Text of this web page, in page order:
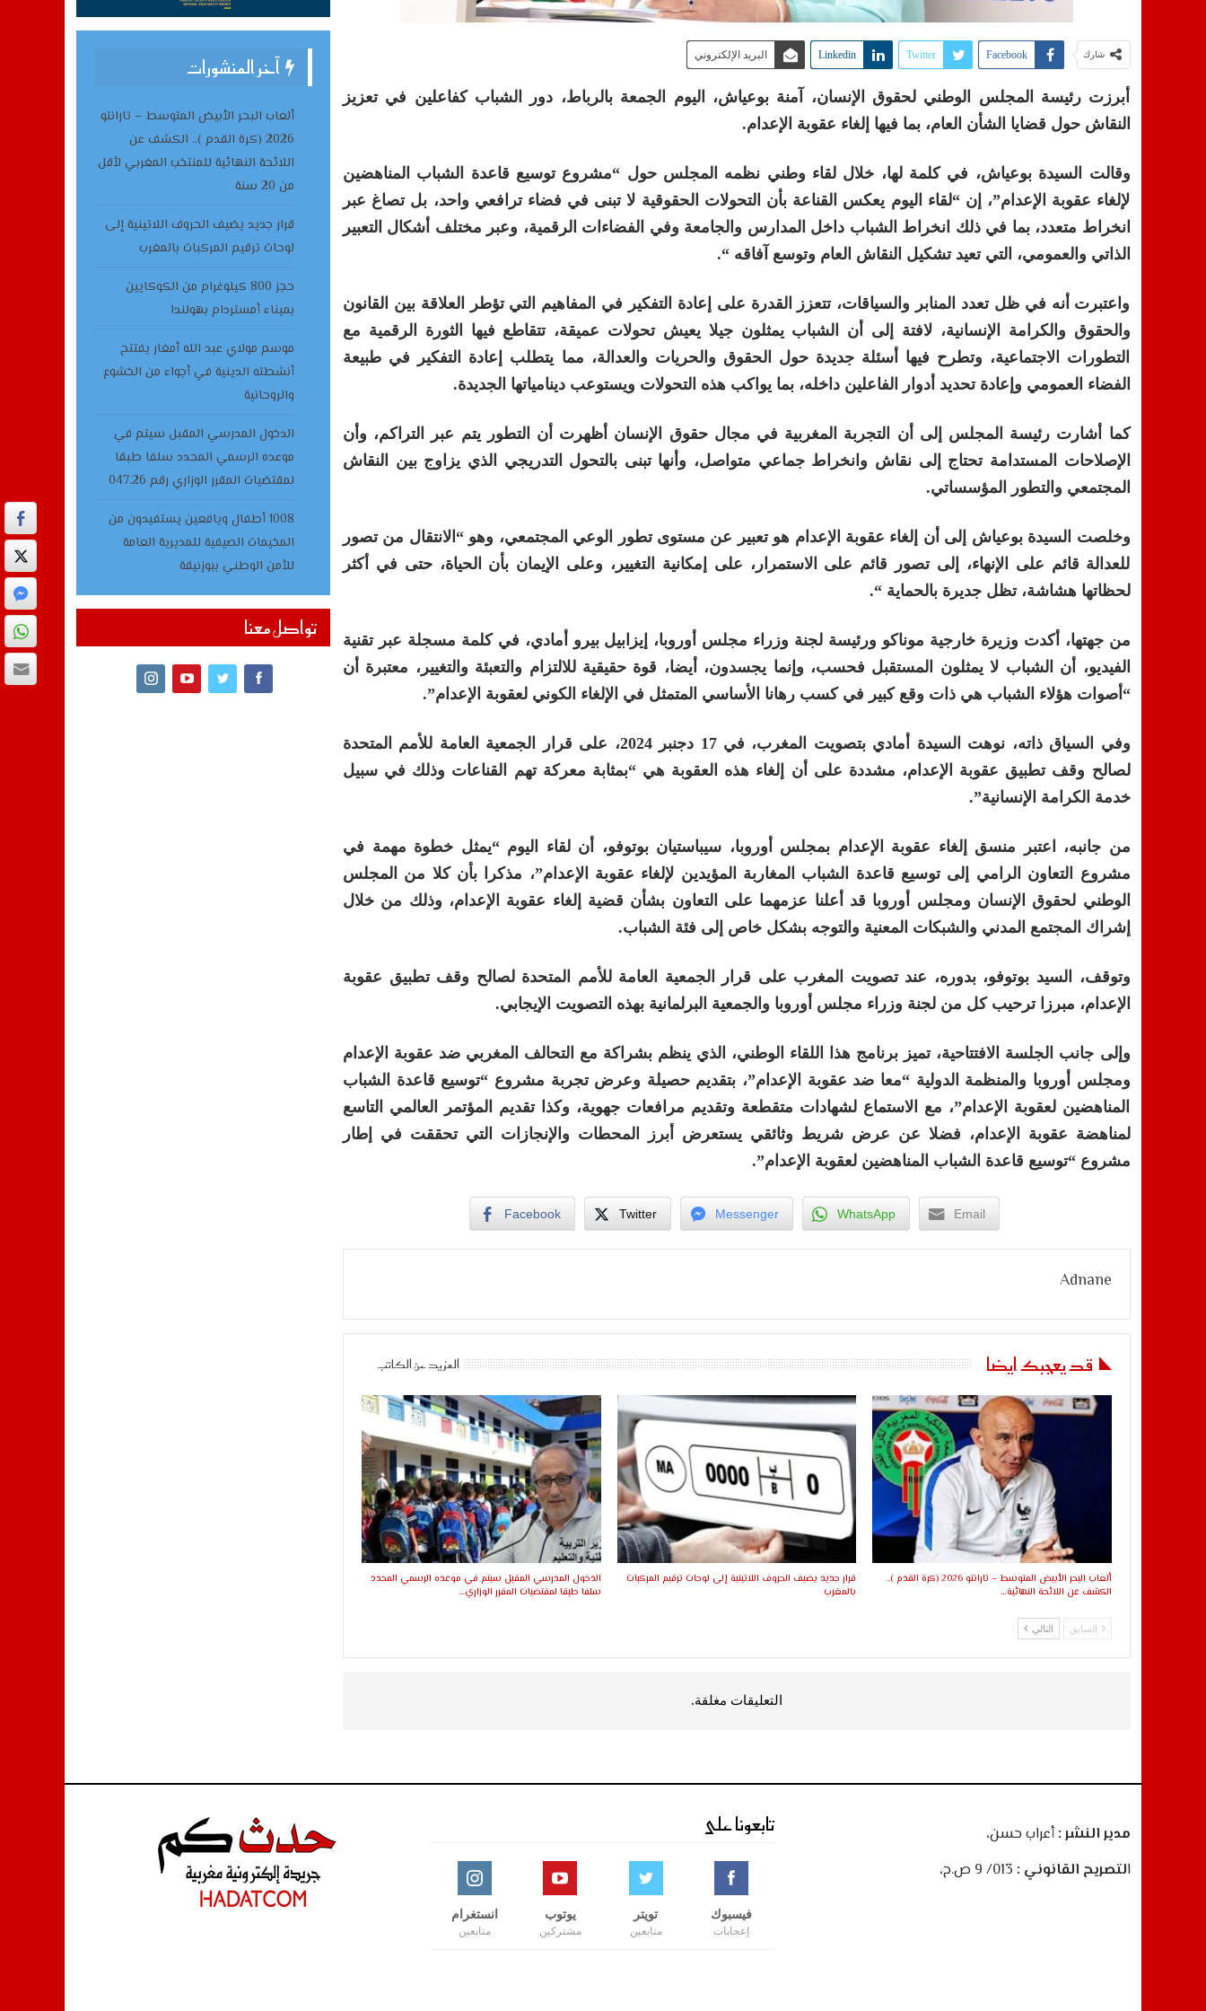
شارك Facebook
Twitter
Linkedin البريد الإلكتروني
أبرزت رئيسة المجلس الوطني لحقوق الإنسان، آمنة بوعياش، اليوم الجمعة بالرباط، دور الشباب كفاعلين في تعزيز
النقاش حول قضايا الشأن العام، بما فيها إلغاء عقوبة الإعدام.
وقالت السيدة بوعياش، في كلمة لها، خلال لقاء وطني نظمه المجلس حول “مشروع توسيع قاعدة الشباب المناهضين
لإلغاء عقوبة الإعدام”، إن “لقاء اليوم يعكس القناعة بأن التحولات الحقوقية لا تبنى في فضاء ترافعي واحد، بل تصاغ عبر
انخراط متعدد، بما في ذلك انخراط الشباب داخل المدارس والجامعة وفي الفضاءات الرقمية، وعبر مختلف أشكال التعبير
الذاتي والعمومي، التي تعيد تشكيل النقاش العام وتوسع آفاقه “.
واعتبرت أنه في ظل تعدد المنابر والسياقات، تتعزز القدرة على إعادة التفكير في المفاهيم التي تؤطر العلاقة بين القانون
والحقوق والكرامة الإنسانية، لافتة إلى أن الشباب يمثلون جيلا يعيش تحولات عميقة، تتقاطع فيها الثورة الرقمية مع
التطورات الاجتماعية، وتطرح فيها أسئلة جديدة حول الحقوق والحريات والعدالة، مما يتطلب إعادة التفكير في طبيعة
الفضاء العمومي وإعادة تحديد أدوار الفاعلين داخله، بما يواكب هذه التحولات ويستوعب دينامياتها الجديدة.
كما أشارت رئيسة المجلس إلى أن التجربة المغربية في مجال حقوق الإنسان أظهرت أن التطور يتم عبر التراكم، وأن
الإصلاحات المستدامة تحتاج إلى نقاش وانخراط جماعي متواصل، وأنها تبنى بالتحول التدريجي الذي يزاوج بين النقاش
المجتمعي والتطور المؤسساتي.
وخلصت السيدة بوعياش إلى أن إلغاء عقوبة الإعدام هو تعبير عن مستوى تطور الوعي المجتمعي، وهو “الانتقال من تصور
للعدالة قائم على الإنهاء، إلى تصور قائم على الاستمرار، على إمكانية التغيير، وعلى الإيمان بأن الحياة، حتى في أكثر
لحظاتها هشاشة، تظل جديرة بالحماية “.
من جهتها، أكدت وزيرة خارجية موناكو ورئيسة لجنة وزراء مجلس أوروبا، إيزابيل بيرو أمادي، في كلمة مسجلة عبر تقنية
الفيديو، أن الشباب لا يمثلون المستقبل فحسب، وإنما يجسدون، أيضا، قوة حقيقية للالتزام والتعبئة والتغيير، معتبرة أن
“أصوات هؤلاء الشباب هي ذات وقع كبير في كسب رهانا الأساسي المتمثل في الإلغاء الكوني لعقوبة الإعدام”.
وفي السياق ذاته، نوهت السيدة أمادي بتصويت المغرب، في 17 دجنبر 2024، على قرار الجمعية العامة للأمم المتحدة
لصالح وقف تطبيق عقوبة الإعدام، مشددة على أن إلغاء هذه العقوبة هي “بمثابة معركة تهم القناعات وذلك في سبيل
خدمة الكرامة الإنسانية”.
من جانبه، اعتبر منسق إلغاء عقوبة الإعدام بمجلس أوروبا، سيباستيان بوتوفو، أن لقاء اليوم “يمثل خطوة مهمة في
مشروع التعاون الرامي إلى توسيع قاعدة الشباب المغاربة المؤيدين لإلغاء عقوبة الإعدام”، مذكرا بأن كلا من المجلس
الوطني لحقوق الإنسان ومجلس أوروبا قد أعلنا عزمهما على التعاون بشأن قضية إلغاء عقوبة الإعدام، وذلك من خلال
إشراك المجتمع المدني والشبكات المعنية والتوجه بشكل خاص إلى فئة الشباب.
وتوقف، السيد بوتوفو، بدوره، عند تصويت المغرب على قرار الجمعية العامة للأمم المتحدة لصالح وقف تطبيق عقوبة
الإعدام، مبرزا ترحيب كل من لجنة وزراء مجلس أوروبا والجمعية البرلمانية بهذه التصويت الإيجابي.
وإلى جانب الجلسة الافتتاحية، تميز برنامج هذا اللقاء الوطني، الذي ينظم بشراكة مع التحالف المغربي ضد عقوبة الإعدام
ومجلس أوروبا والمنظمة الدولية “معا ضد عقوبة الإعدام”، بتقديم حصيلة وعرض تجربة مشروع “توسيع قاعدة الشباب
المناهضين لعقوبة الإعدام”، مع الاستماع لشهادات متقطعة وتقديم مرافعات جهوية، وكذا تقديم المؤتمر العالمي التاسع
لمناهضة عقوبة الإعدام، فضلا عن عرض شريط وثائقي يستعرض أبرز المحطات والإنجازات التي تحققت في إطار
مشروع “توسيع قاعدة الشباب المناهضين لعقوبة الإعدام”.
Facebook Twitter Messenger WhatsApp Email
Adnane
قد يعجبك ايضا المزيد عن الكاتب
ألعاب البحر الأبيض المتوسط – تارانتو 2026 (كرة القدم )..
الكشف عن اللائحة النهائية…
قرار جديد يضيف الحروف اللاتينية إلى لوحات ترقيم المركبات
بالمغرب
الدخول المدرسي المقبل سیتم في موعده الرسمي المحدد
سلفا طبقا لمقتضیات المقرر الوزاري…
السابق التالي
التعليقات مغلقة.
آخر المنشورات
ألعاب البحر الأبيض المتوسط – تارانتو
2026 (كرة القدم ).. الكشف عن
اللائحة النهائية للمنتخب المغربي لأقل
من 20 سنة
قرار جديد يضيف الحروف اللاتينية إلى
لوحات ترقيم المركبات بالمغرب
حجز 800 كيلوغرام من الكوكايين
بميناء أمستردام بهولندا
موسم مولاي عبد الله أمغار يفتتح
أنشطته الدينية في أجواء من الخشوع
والروحانية
الدخول المدرسي المقبل سیتم في
موعده الرسمي المحدد سلفا طبقا
لمقتضیات المقرر الوزاري رقم 047.26
1008 أطفال ويافعين يستفيدون من
المخيمات الصيفية للمديرية العامة
للأمن الوطني ببوزنيقة
تواصل معنا
مدير النشر :أعراب حسن،
التصريح القانوني :
تابعونا على
فيسبوك
إعجابات
تويتر
متابعين
يوتوب
مشتركين
انستغرام
متابعين